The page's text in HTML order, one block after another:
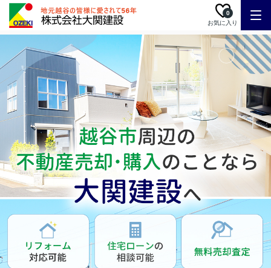
お気に入り
0